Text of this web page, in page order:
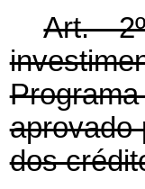
Art.
dos